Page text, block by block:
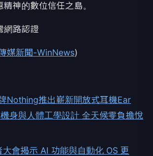
神的數位信任之島。
網路認證
媒新聞-WinNews)
Nothing推出嶄新開放式耳機Ear
身與人體工學設計 全天候零負擔悅
會揭示 AI 功能與自動化 OS 更